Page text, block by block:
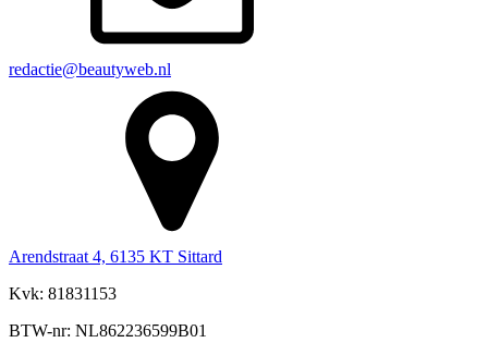
redactie@beautyweb.nl
Arendstraat 4, 6135 KT Sittard
Kvk: 81831153
BTW-nr: NL862236599B01